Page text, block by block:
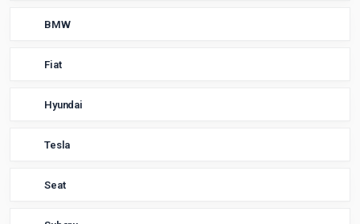
BMW
Fiat
Hyundai
Tesla
Seat